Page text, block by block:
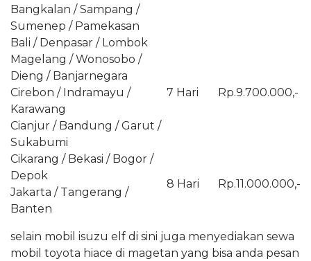
Bangkalan / Sampang /
Sumenep / Pamekasan
Bali / Denpasar / Lombok
Magelang / Wonosobo /
Dieng / Banjarnegara
Cirebon / Indramayu /
Karawang
Cianjur / Bandung / Garut /
Sukabumi
7 Hari Rp.9.700.000,-
Cikarang / Bekasi / Bogor /
Depok
Jakarta / Tangerang /
Banten
8 Hari Rp.11.000.000,-
selain mobil isuzu elf di sini juga menyediakan sewa
mobil toyota hiace di magetan yang bisa anda pesan